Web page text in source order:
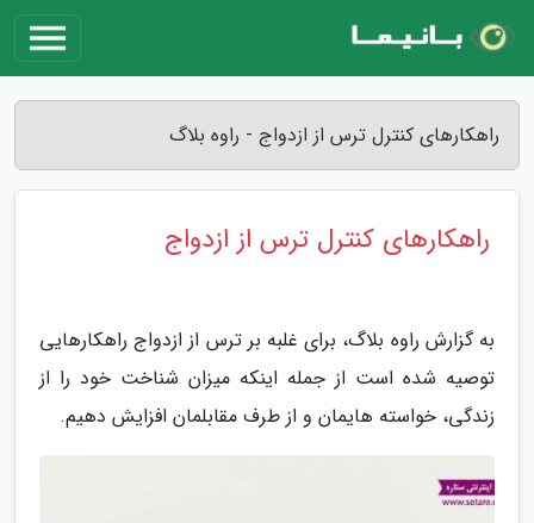
راهکارهای کنترل ترس از ازدواج - راوه بلاگ
راهکارهای کنترل ترس از ازدواج
به گزارش راوه بلاگ، برای غلبه بر ترس از ازدواج راهکارهایی
توصیه شده است از جمله اینکه میزان شناخت خود را از
زندگی، خواسته هایمان و از طرف مقابلمان افزایش دهیم.